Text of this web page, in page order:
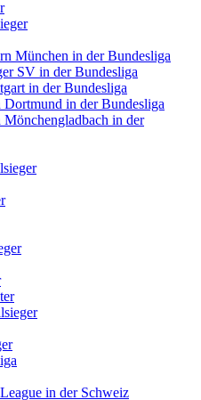
München in der Bundesliga
SV in der Bundesliga
in der Bundesliga
in der Bundesliga
in der
in der Schweiz